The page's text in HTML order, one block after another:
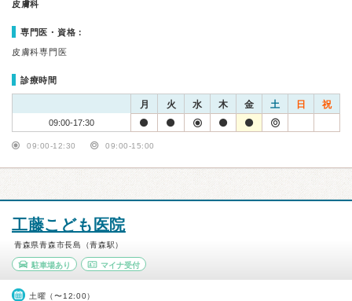
皮膚科
専門医・資格：
皮膚科専門医
診療時間
月 火 水 木 金 土 日 祝
09:00-17:30
09:00-12:30 09:00-15:00
工藤こども医院
青森県青森市長島（青森駅）
駐車場あり マイナ受付
土曜（〜12:00）